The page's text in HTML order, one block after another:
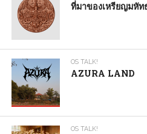
ที่มาของเหรียญมหัท
OS TALK!
AZURA LAND
OS TALK!